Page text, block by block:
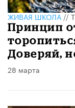
ЖИВАЯ ШКОЛА//
Принцип
Доверяй,
28 марта